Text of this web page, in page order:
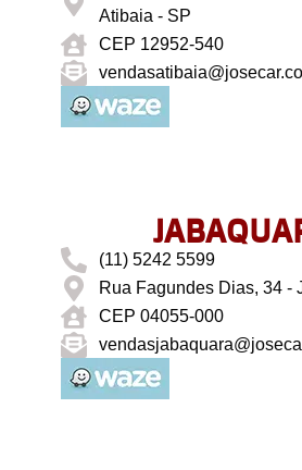
Atibaia - SP
CEP 12952-540
(11) 5242 5599
Rua Fagundes Dias, 34 -
CEP 04055-000